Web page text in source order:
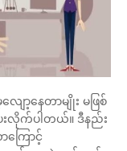
ော့နေတာမျိုး မဖြစ်
းလိုက်ပါတယ်။ ဒီနည်း
ြောင့်